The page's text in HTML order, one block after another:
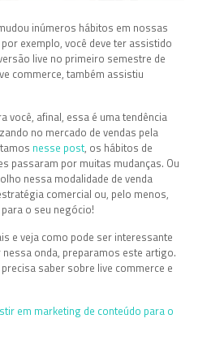
inúmeros hábitos em nossas
exemplo, você deve ter assistido
live no primeiro semestre de
commerce, também assistiu
você, afinal, essa é uma tendência
no mercado de vendas pela
nesse post, os hábitos de
passaram por muitas mudanças. Ou
nessa modalidade de venda
comercial ou, pelo menos,
o seu negócio!
e veja como pode ser interessante
onda, preparamos este artigo.
saber sobre live commerce e
em marketing de conteúdo para o